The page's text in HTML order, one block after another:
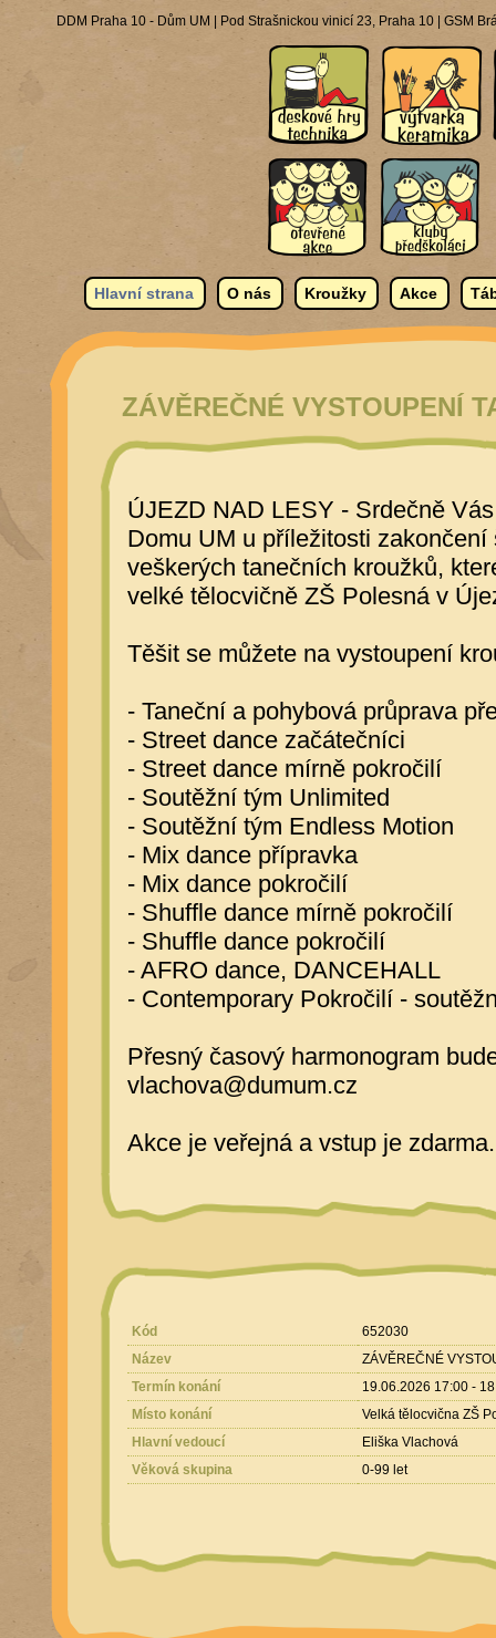
DDM Praha 10 - Dům UM | Pod Strašnickou vinicí 23, Praha 10 | GSM
Hlavní strana O nás Kroužky Akce
ZÁVĚREČNÉ VYSTOUPENÍ
ÚJEZD NAD LESY - Srdečně
Domu UM u příležitosti
veškerých tanečních kroužků,
velké tělocvičně ZŠ Polesná v
Těšit se můžete na vystoupení
- Taneční a pohybová průprava
- Street dance začátečníci
- Street dance mírně pokročilí
- Soutěžní tým Unlimited
- Soutěžní tým Endless Motion
- Mix dance přípravka
- Mix dance pokročilí
- Shuffle dance mírně pokročilí
- Shuffle dance pokročilí
- AFRO dance, DANCEHALL
- Contemporary Pokročilí -
Přesný časový harmonogram
vlachova@dumum.cz
Akce je veřejná a vstup je
Kód
652030
Název
ZÁVĚREČNÉ
Termín konání
19.06.2026 17:00 -
Místo konání
Velká tělocvična ZŠ
Hlavní vedoucí
Eliška Vlachová
Věková skupina
0-99 let